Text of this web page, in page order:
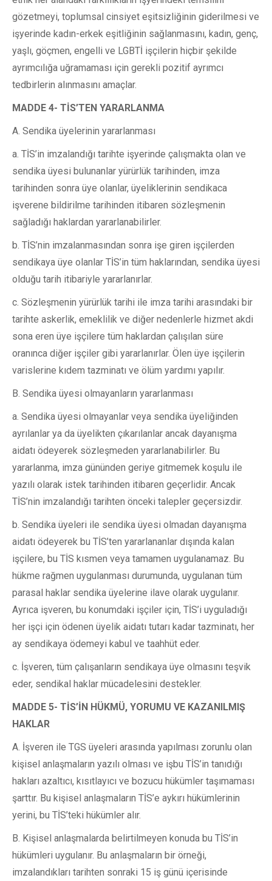
gözetmeyi, toplumsal cinsiyet eşitsizliğinin giderilmesi ve
işyerinde kadın-erkek eşitliğinin sağlanmasını, kadın, genç,
yaşlı, göçmen, engelli ve LGBTİ işçilerin hiçbir şekilde
ayrımcılığa uğramaması için gerekli pozitif ayrımcı
tedbirlerin alınmasını amaçlar.
MADDE 4- TİS’TEN YARARLANMA
A. Sendika üyelerinin yararlanması
a. TİS’in imzalandığı tarihte işyerinde çalışmakta olan ve
sendika üyesi bulunanlar yürürlük tarihinden, imza
tarihinden sonra üye olanlar, üyeliklerinin sendikaca
işverene bildirilme tarihinden itibaren sözleşmenin
sağladığı haklardan yararlanabilirler.
b. TİS’nin imzalanmasından sonra işe giren işçilerden
sendikaya üye olanlar TİS’in tüm haklarından, sendika üyesi
olduğu tarih itibariyle yararlanırlar.
c. Sözleşmenin yürürlük tarihi ile imza tarihi arasındaki bir
tarihte askerlik, emeklilik ve diğer nedenlerle hizmet akdi
sona eren üye işçilere tüm haklardan çalışılan süre
oranınca diğer işçiler gibi yararlanırlar. Ölen üye işçilerin
varislerine kıdem tazminatı ve ölüm yardımı yapılır.
B. Sendika üyesi olmayanların yararlanması
a. Sendika üyesi olmayanlar veya sendika üyeliğinden
ayrılanlar ya da üyelikten çıkarılanlar ancak dayanışma
aidatı ödeyerek sözleşmeden yararlanabilirler. Bu
yararlanma, imza gününden geriye gitmemek koşulu ile
yazılı olarak istek tarihinden itibaren geçerlidir. Ancak
TİS’nin imzalandığı tarihten önceki talepler geçersizdir.
b. Sendika üyeleri ile sendika üyesi olmadan dayanışma
aidatı ödeyerek bu TİS’ten yararlananlar dışında kalan
işçilere, bu TİS kısmen veya tamamen uygulanamaz. Bu
hükme rağmen uygulanması durumunda, uygulanan tüm
parasal haklar sendika üyelerine ilave olarak uygulanır.
Ayrıca işveren, bu konumdaki işçiler için, TİS’i uyguladığı
her işçi için ödenen üyelik aidatı tutarı kadar tazminatı, her
ay sendikaya ödemeyi kabul ve taahhüt eder.
c. İşveren, tüm çalışanların sendikaya üye olmasını teşvik
eder, sendikal haklar mücadelesini destekler.
MADDE 5- TİS’İN HÜKMÜ, YORUMU VE KAZANILMIŞ
HAKLAR
A. İşveren ile TGS üyeleri arasında yapılması zorunlu olan
kişisel anlaşmaların yazılı olması ve işbu TİS’in tanıdığı
hakları azaltıcı, kısıtlayıcı ve bozucu hükümler taşımaması
şarttır. Bu kişisel anlaşmaların TİS’e aykırı hükümlerinin
yerini, bu TİS’teki hükümler alır.
B. Kişisel anlaşmalarda belirtilmeyen konuda bu TİS’in
hükümleri uygulanır. Bu anlaşmaların bir örneği,
imzalandıkları tarihten sonraki 15 iş günü içerisinde